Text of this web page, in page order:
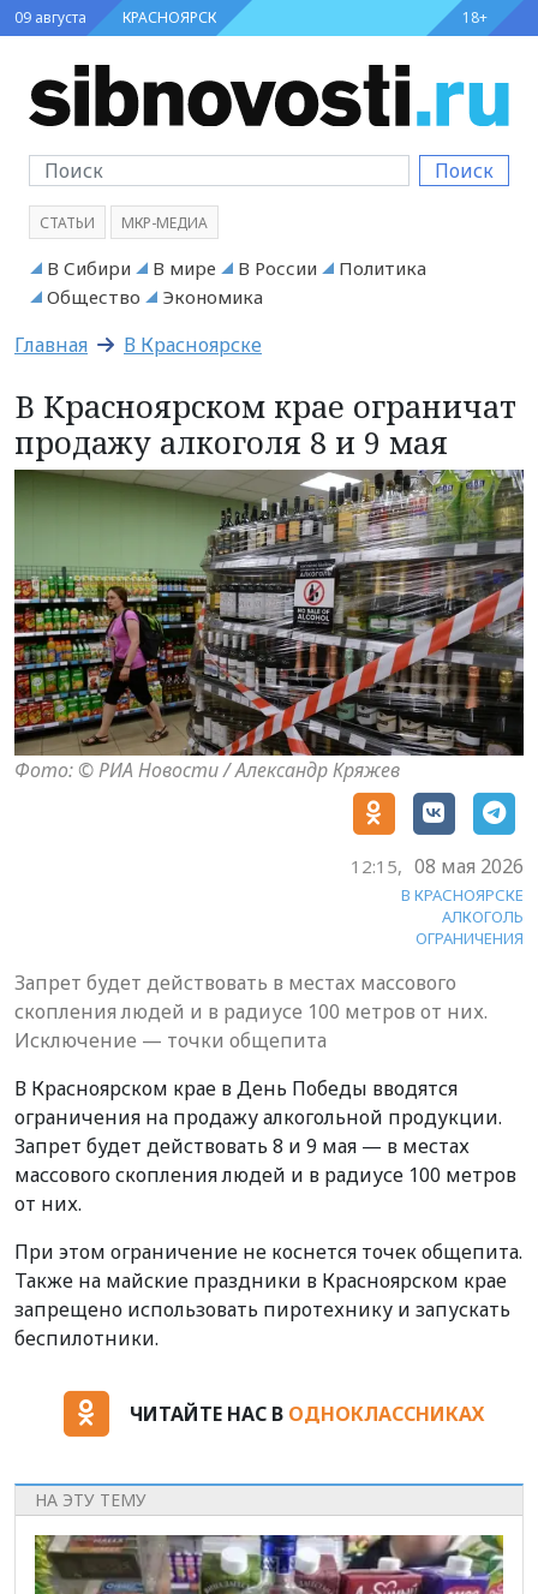
09 августа КРАСНОЯРСК 18+
Поиск
СТАТЬИ МКР-МЕДИА
В Сибири В мире В России
Политика
Общество
Экономика
Главная В Красноярске
В Красноярском крае ограничат
продажу алкоголя 8 и 9 мая
Фото: © РИА Новости / Александр Кряжев
12:15, 08 мая 2026
В КРАСНОЯРСКЕ
АЛКОГОЛЬ
ОГРАНИЧЕНИЯ
Запрет будет действовать в местах массового
скопления людей и в радиусе 100 метров от них.
Исключение — точки общепита
В Красноярском крае в День Победы вводятся
ограничения на продажу алкогольной продукции.
Запрет будет действовать 8 и 9 мая — в местах
массового скопления людей и в радиусе 100 метров
от них.
При этом ограничение не коснется точек общепита.
Также на майские праздники в Красноярском крае
запрещено использовать пиротехнику и запускать
беспилотники.
ЧИТАЙТЕ НАС В ОДНОКЛАССНИКАХ
НА ЭТУ ТЕМУ